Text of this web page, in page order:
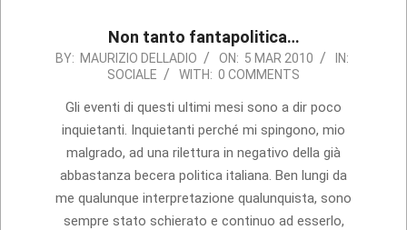
Non tanto fantapolitica…
2010-
05
BY: MAURIZIO DELLADIO ON: 5 MAR 2010
IN:
SOCIALE
WITH: 0 COMMENTS
Gli eventi di questi ultimi mesi sono a dir poco
inquietanti. Inquietanti perché mi spingono, mio
malgrado, ad una rilettura in negativo della già
abbastanza becera politica italiana. Ben lungi da
me qualunque interpretazione qualunquista, sono
sempre stato schierato e continuo ad esserlo,